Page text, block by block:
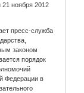
21 ноября 2012
пресс-служба
законом
порядок
Федерации в